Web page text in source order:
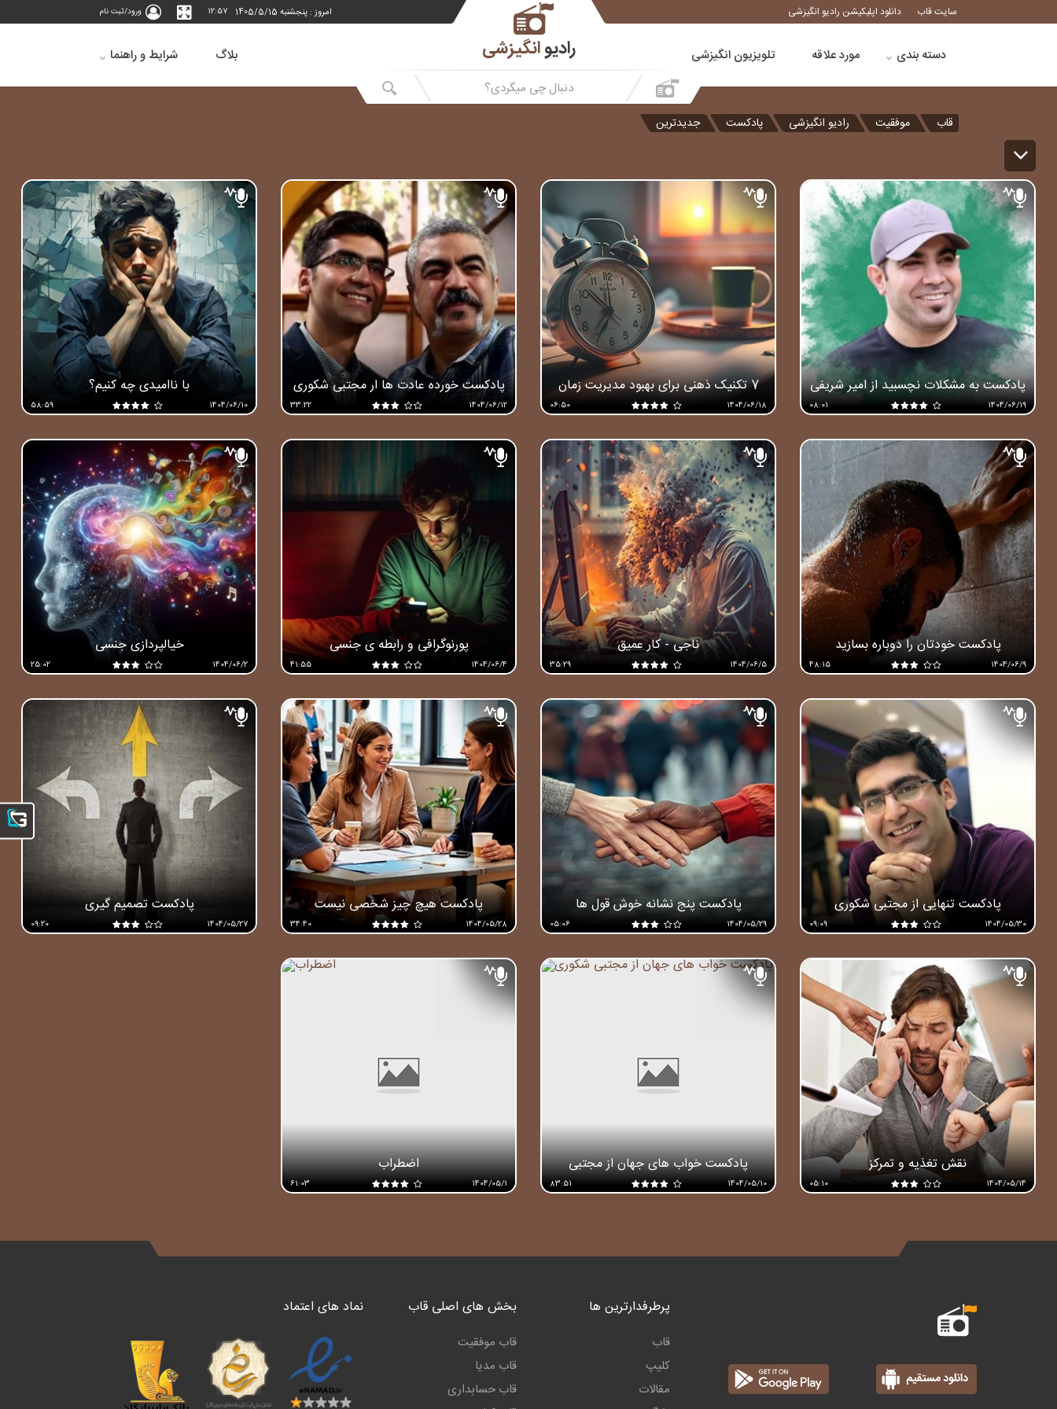
سایت قاب دانلود اپلیکیشن رادیو انگیزشی امروز : پنجشنبه 1405/5/15 12:57 ورود/ثبت نام
دسته بندی مورد علاقه تلویزیون انگیزشی رادیوانگیزشی بلاگ شرایط و راهنما
قاب موفقیت رادیو انگیزشی پادکست جدیدترین
پادکست به مشکلات نچسبید از امیر شریفی
1404/06/19
08:01
7 تکنیک ذهنی برای بهبود مدیریت زمان
1404/06/18
06:50
پادکست خورده عادت ها ار مجتبی شکوری
1404/06/12
33:22
با ناامیدی چه کنیم؟
1404/06/10
58:59
پادکست خودتان را دوباره بسازید
1404/06/9
48:15
ناجی - کار عمیق
1404/06/5
35:29
پورنوگرافی و رابطه ی جنسی
1404/06/4
41:55
خیالپردازی جنسی
1404/06/2
25:02
پادکست تنهایی از مجتبی شکوری
1404/05/30
09:09
پادکست پنج نشانه خوش قول ها
1404/05/29
05:06
پادکست هیچ چیز شخصی نیست
1404/05/28
34:40
پادکست تصمیم گیری
1404/05/27
09:20
نقش تغذیه و تمرکز
1404/05/14
05:10
پادکست خواب های جهان از مجتبی
شکوری
1404/05/10
83:51
اضطراب
1404/05/1
61:03
پرطرفدارترین ها
قاب
کلیپ
مقالات
بخش های اصلی قاب
قاب موفقیت
قاب مدیا
قاب حسابداری
نماد های اعتماد